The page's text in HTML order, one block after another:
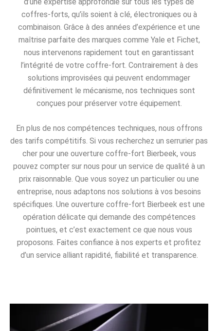
coffres-forts, qu’ils soient à clé, électroniques ou à
combinaison. Grâce à des années d’expérience et une
maîtrise parfaite des marques comme Yale et Fichet,
nous intervenons rapidement tout en garantissant
l’intégrité de votre coffre-fort. Contrairement à des
solutions improvisées qui peuvent endommager
définitivement le mécanisme, nos techniques sont
conçues pour préserver votre équipement.
En plus de nos compétences techniques, nous offrons
des tarifs compétitifs. Si vous recherchez un serrurier pas
cher pour une ouverture coffre-fort Bierbeek, vous
pouvez compter sur nous pour un service de qualité à un
prix raisonnable. Que vous soyez un particulier ou une
entreprise, nous adaptons nos solutions à vos besoins
spécifiques. Une ouverture coffre-fort Bierbeek est une
opération délicate qui demande des compétences
pointues, et c’est exactement ce que nous vous
proposons. Faites confiance à nos experts et profitez
d’un service alliant rapidité, fiabilité et transparence.